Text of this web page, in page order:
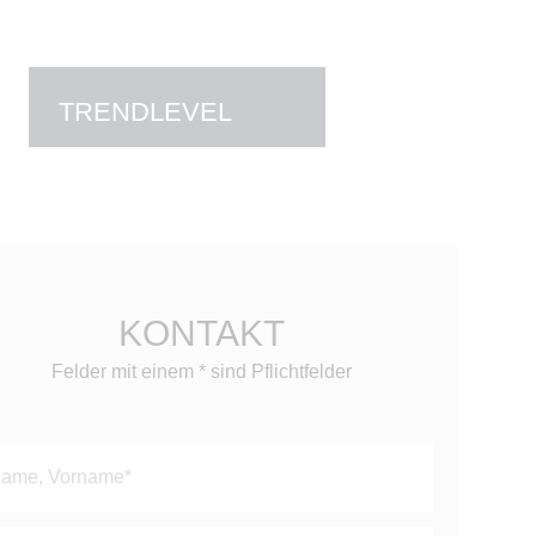
TRENDLEVEL
KONTAKT
Felder mit einem * sind Pflichtfelder